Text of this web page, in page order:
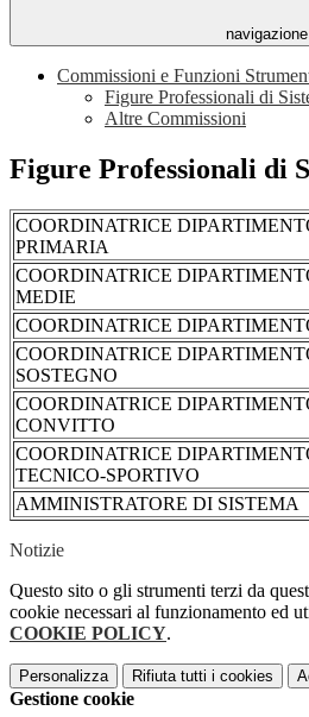
navigazione
Commissioni e Funzioni
Figure Professionali di
Altre Commissioni
Figure Professionali di
COORDINATRICE
PRIMARIA
COORDINATRICE
MEDIE
COORDINATRICE
COORDINATRICE
SOSTEGNO
COORDINATRICE
CONVITTO
COORDINATRICE
TECNICO-SPORTIVO
AMMINISTRATORE DI SISTEMA
Notizie
Questo sito o gli strumenti terzi da
cookie necessari al funzionamento ed
COOKIE POLICY.
Personalizza Rifiuta tutti i cookies
Gestione cookie